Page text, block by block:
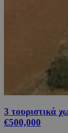
3 τουριστικά
€500,000